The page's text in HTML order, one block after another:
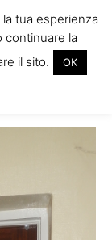
tua esperienza
continuare la
il sito.
OK